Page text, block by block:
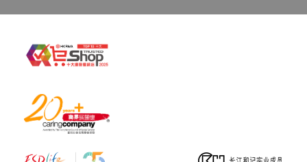
地区附加费用后，安排余额退款。
所有订单须视乎相关货品的供应情况再作最后确
上之任何产品或服务，道尔顿(香港)有限公司会于
送货或取货前透过电话或电邮通知阁下。
安装价目表:
客户可于办公时间内致电客户服务热线 : 2796 3210
外殼和管道？
A: 不，您不需要更換過濾器外殼，您只需更換塑料外
https://www.youtube.com/watch?v=hq_f-yiCFuM